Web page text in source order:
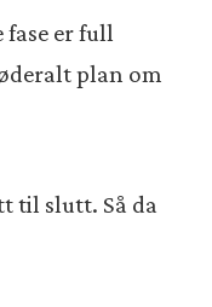
er full
plan om
til slutt. Så da